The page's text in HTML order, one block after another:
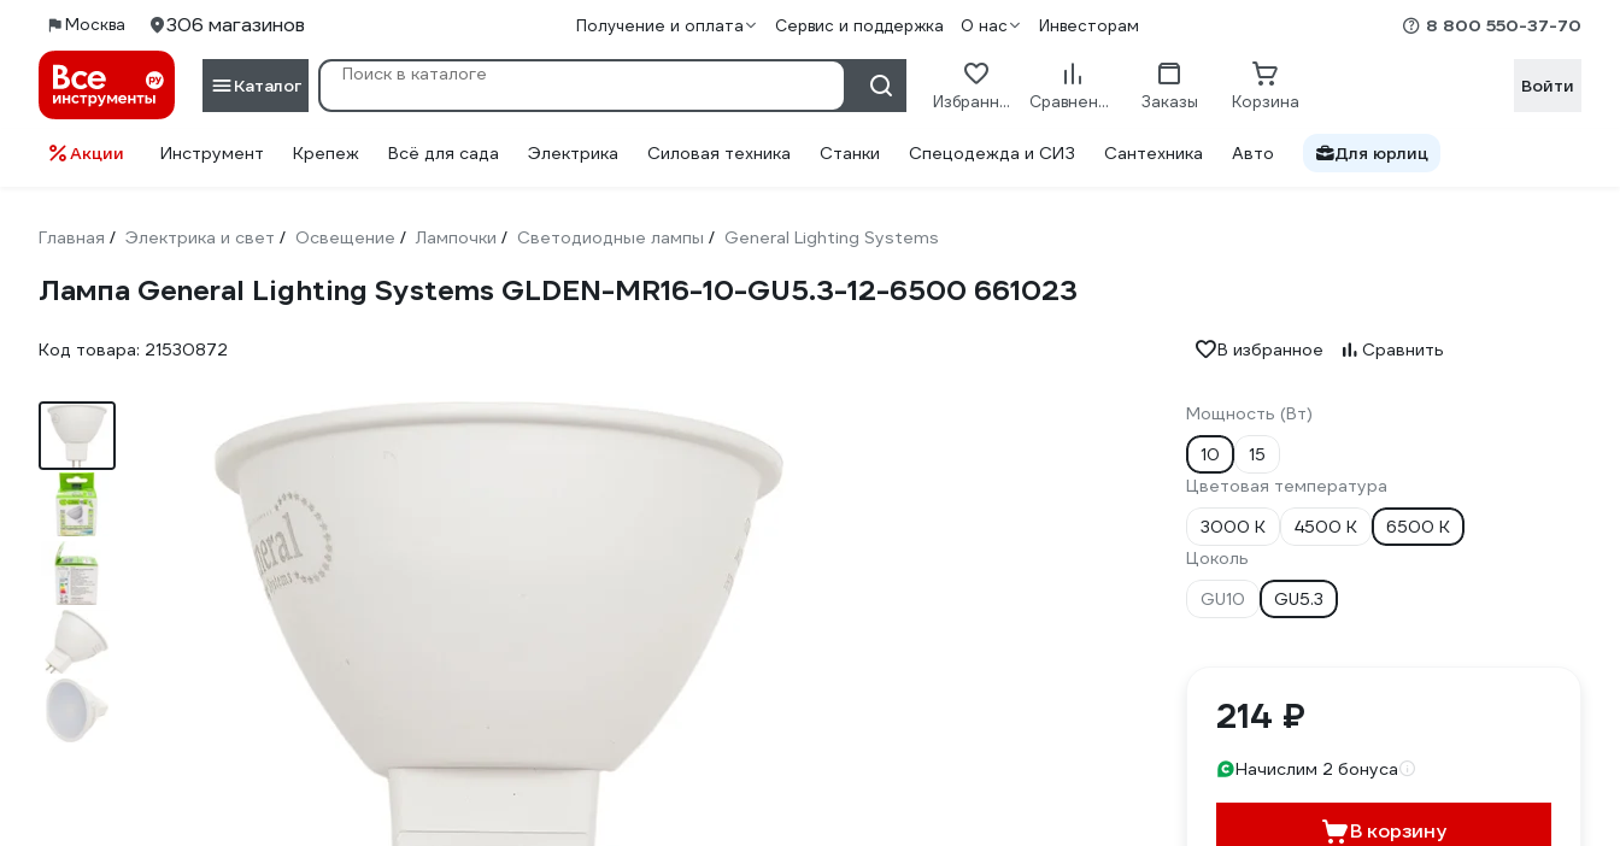
Москва 306 магазинов Получение и оплата Сервис и поддержка О нас Инвесторам 8 800 550-37-70
Каталог
Избранное Сравнение Заказы Корзина
Войти
Акции Инструмент Крепеж Всё для сада Электрика Силовая техника Станки Спецодежда и СИЗ Сантехника Авто Для юрлиц
Главная / Электрика и свет / Освещение / Лампочки / Светодиодные лампы / General Lighting Systems
Лампа General Lighting Systems GLDEN-MR16-10-GU5.3-12-6500 661023
Код товара: 21530872 В избранное Сравнить
Мощность (Вт)
10
15
Цветовая температура
3000 К
4500 К
6500 К
Цоколь
GU10
GU5.3
214 ₽
Начислим 2 бонуса
В корзину